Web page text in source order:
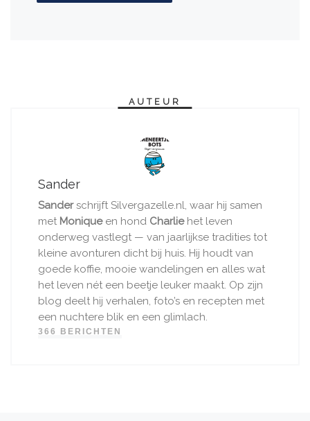
AUTEUR
Sander
Sanderschrijft Silvergazelle.nl, waar hij samen
met Moniqueen hond Charliehet leven
onderweg vastlegt — van jaarlijkse tradities tot
kleine avonturen dicht bij huis. Hij houdt van
goede koffie, mooie wandelingen en alles wat
het leven nét een beetje leuker maakt. Op zijn
blog deelt hij verhalen, foto’s en recepten met
een nuchtere blik en een glimlach.
366 BERICHTEN